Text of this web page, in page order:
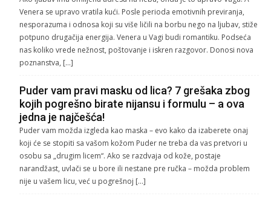
Venera se upravo vratila kući. Posle perioda emotivnih previranja,
nesporazuma i odnosa koji su više ličili na borbu nego na ljubav, stiže
potpuno drugačija energija. Venera u Vagi budi romantiku. Podseća
nas koliko vrede nežnost, poštovanje i iskren razgovor. Donosi nova
poznanstva, […]
Puder vam pravi masku od lica? 7 grešaka zbog
kojih pogrešno birate nijansu i formulu – a ova
jedna je najčešća!
Puder vam možda izgleda kao maska – evo kako da izaberete onaj
koji će se stopiti sa vašom kožom Puder ne treba da vas pretvori u
osobu sa „drugim licem“. Ako se razdvaja od kože, postaje
narandžast, uvlači se u bore ili nestane pre ručka – možda problem
nije u vašem licu, već u pogrešnoj […]